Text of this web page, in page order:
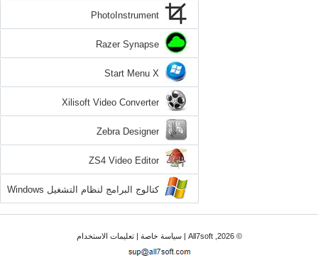
PhotoInstrument
Razer Synapse
Start Menu X
Xilisoft Video Converter
Zebra Designer
ZS4 Video Editor
كتالوج البرامج لنظام التشغيل Windows
7
© 2026, All7soft | سياسة خاصة|تعليمات الاستخدام